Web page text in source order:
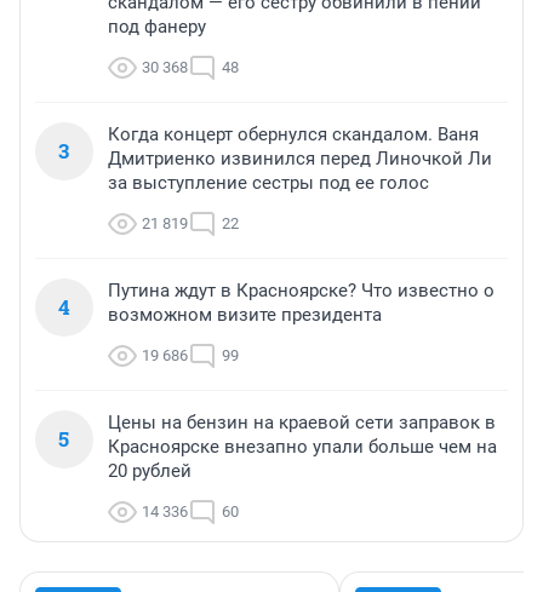
под фанеру
30 368 48
3
Когда концерт обернулся скандалом. Ваня
Дмитриенко извинился перед Линочкой Ли
за выступление сестры под ее голос
21 819 22
4
Путина ждут в Красноярске? Что известно о
возможном визите президента
19 686 99
5
Цены на бензин на краевой сети заправок в
Красноярске внезапно упали больше чем на
20 рублей
14 336 60